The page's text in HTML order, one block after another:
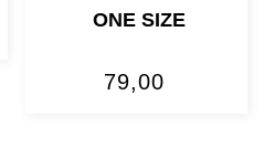
ONE SIZE
79,00